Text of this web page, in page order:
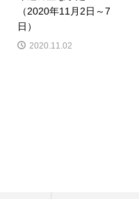
（2020年11月2日～7
日）
2020.11.02